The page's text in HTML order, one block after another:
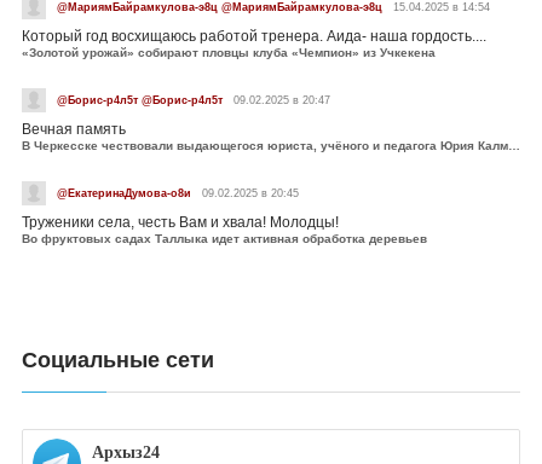
@МариямБайрамкулова-э8ц @МариямБайрамкулова-э8ц 15.04.2025 в 14:54
Который год восхищаюсь работой тренера. Аида- наша гордость....
«Золотой урожай» собирают пловцы клуба «Чемпион» из Учкекена
@Борис-р4л5т @Борис-р4л5т 09.02.2025 в 20:47
Вечная память
В Черкесске чествовали выдающегося юриста, учёного и педагога Юрия Калмыкова
@ЕкатеринаДумова-о8и 09.02.2025 в 20:45
Труженики села, честь Вам и хвала! Молодцы!
Во фруктовых садах Таллыка идет активная обработка деревьев
Социальные сети